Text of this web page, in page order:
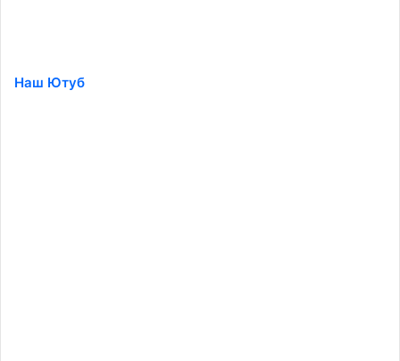
Наш Ютуб